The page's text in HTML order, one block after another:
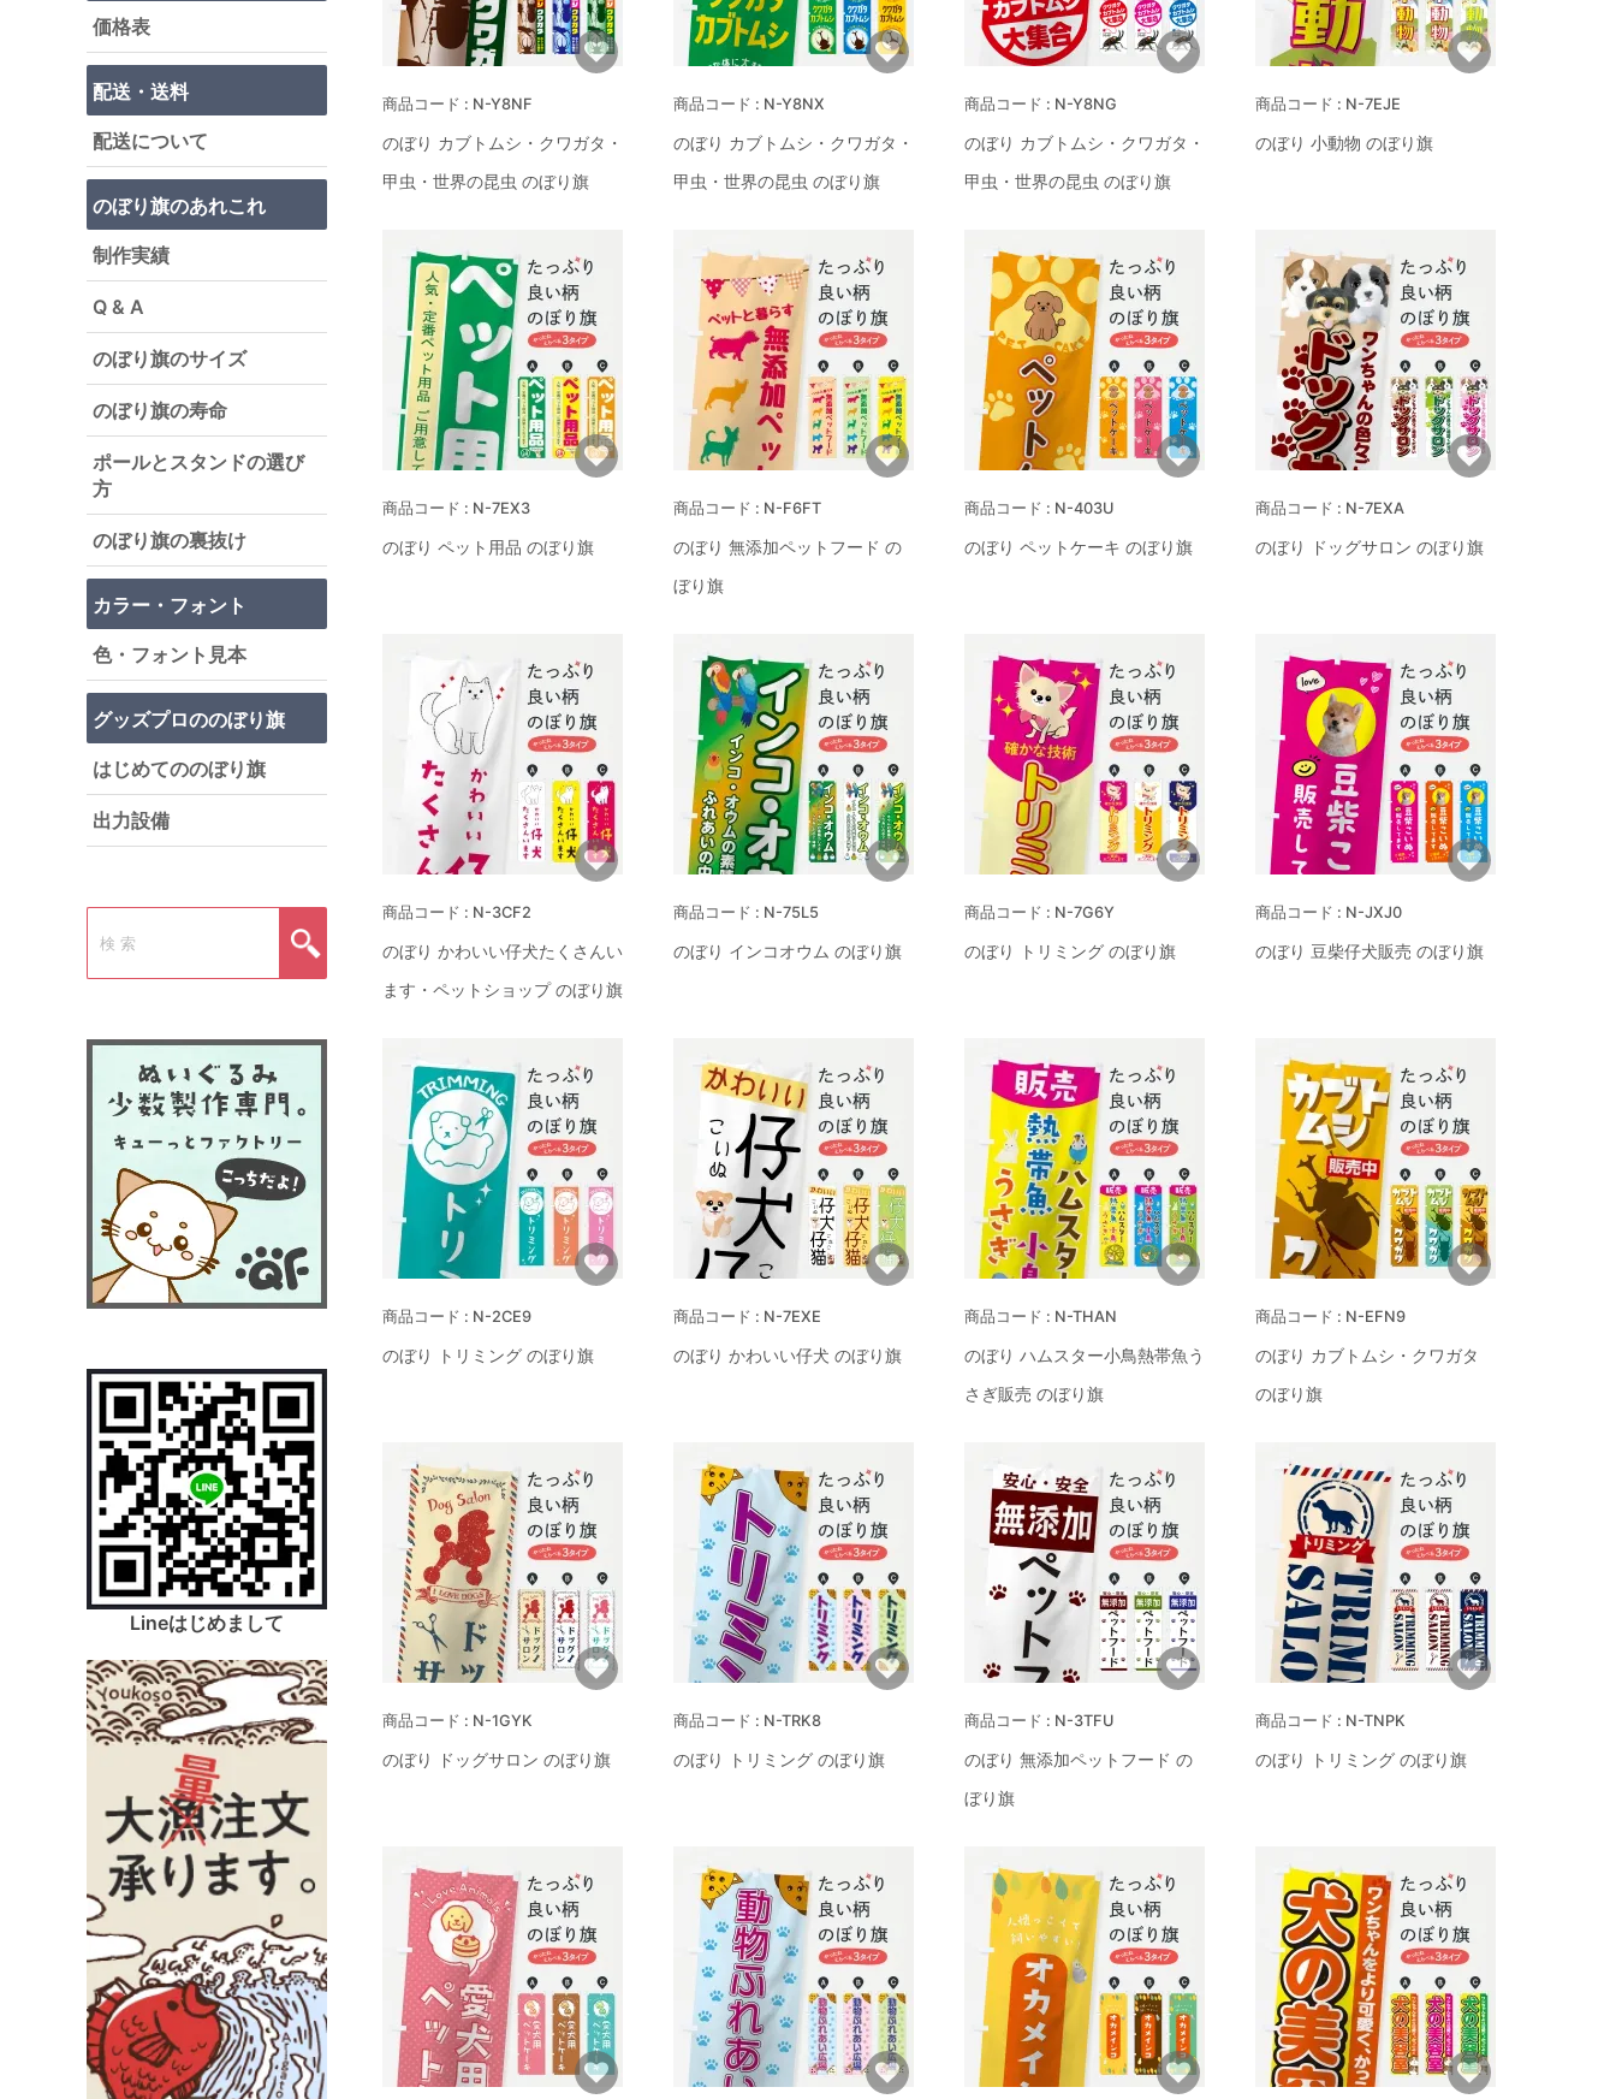
N-Y8NF
のぼり カブトムシ・クワガタ・
甲虫・世界の昆虫 のぼり旗
N-Y8NX
のぼり カブトムシ・クワガタ・
甲虫・世界の昆虫 のぼり旗
N-Y8NG
のぼり カブトムシ・クワガタ・
甲虫・世界の昆虫 のぼり旗
N-7EJE
のぼり 小動物 のぼり旗
N-7EX3
のぼり ペット用品 のぼり旗
N-F6FT
のぼり 無添加ペットフード の
ぼり旗
N-403U
のぼり ペットケーキ のぼり旗
N-7EXA
のぼり ドッグサロン のぼり旗
N-3CF2
のぼり かわいい仔犬たくさんい
ます・ペットショップ のぼり旗
N-75L5
のぼり インコオウム のぼり旗
N-7G6Y
のぼり トリミング のぼり旗
N-JXJ0
のぼり 豆柴仔犬販売 のぼり旗
N-2CE9
のぼり トリミング のぼり旗
N-7EXE
のぼり かわいい仔犬 のぼり旗
N-THAN
のぼり ハムスター小鳥熱帯魚う
さぎ販売 のぼり旗
N-EFN9
のぼり カブトムシ・クワガタ
のぼり旗
N-1GYK
のぼり ドッグサロン のぼり旗
N-TRK8
のぼり トリミング のぼり旗
N-3TFU
のぼり 無添加ペットフード の
ぼり旗
N-TNPK
のぼり トリミング のぼり旗
価格表
配送・送料
配送について
のぼり旗のあれこれ
制作実績
Q & A
のぼり旗のサイズ
のぼり旗の寿命
ポールとスタンドの選び
方
のぼり旗の裏抜け
カラー・フォント
色・フォント見本
グッズプロののぼり旗
はじめてののぼり旗
出力設備
Lineはじめまして